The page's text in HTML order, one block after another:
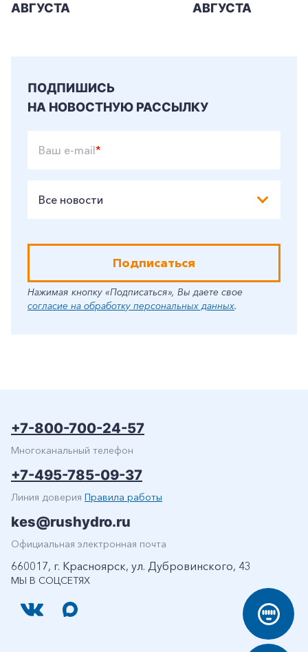
Заказать обратный звонок
АВГУСТА
АВГУСТА
ПОДПИШИСЬ
НА НОВОСТНУЮ РАССЫЛКУ
Ваш e-mail*
Все новости
Подписаться
Нажимая кнопку «Подписаться», Вы даете свое
согласие на обработку персональных данных.
МЫ В СОЦСЕТЯХ
+7-800-700-24-57
Многоканальный телефон
+7-495-785-09-37
Линия доверия Правила работы
kes@rushydro.ru
Официальная электронная почта
660017, г. Красноярск, ул. Дубровинского, 43